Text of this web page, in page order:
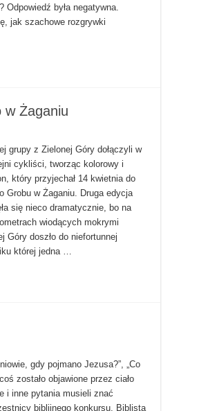
Odpowiedź była negatywna.
jak szachowe rozgrywki
w Żaganiu
grupy z Zielonej Góry dołączyli w
cykliści, tworząc kolorowy i
który przyjechał 14 kwietnia do
Grobu w Żaganiu. Druga edycja
się nieco dramatycznie, bo na
wiodących mokrymi
Góry doszło do niefortunnej
której jedna …
gdy pojmano Jezusa?”, „Co
zostało objawione przez ciało
i inne pytania musieli znać
biblijnego konkursu. Biblista